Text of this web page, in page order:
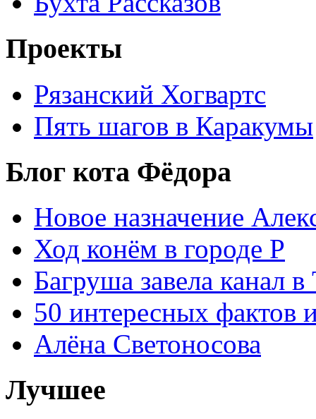
Проекты
Рязанский Хогвартс
Пять шагов в Каракумы
Блог кота Фёдора
Новое назначение
Ход конём в городе Р
Багруша завела канал в
50 интересных фактов
Алёна Светоносова
Лучшее